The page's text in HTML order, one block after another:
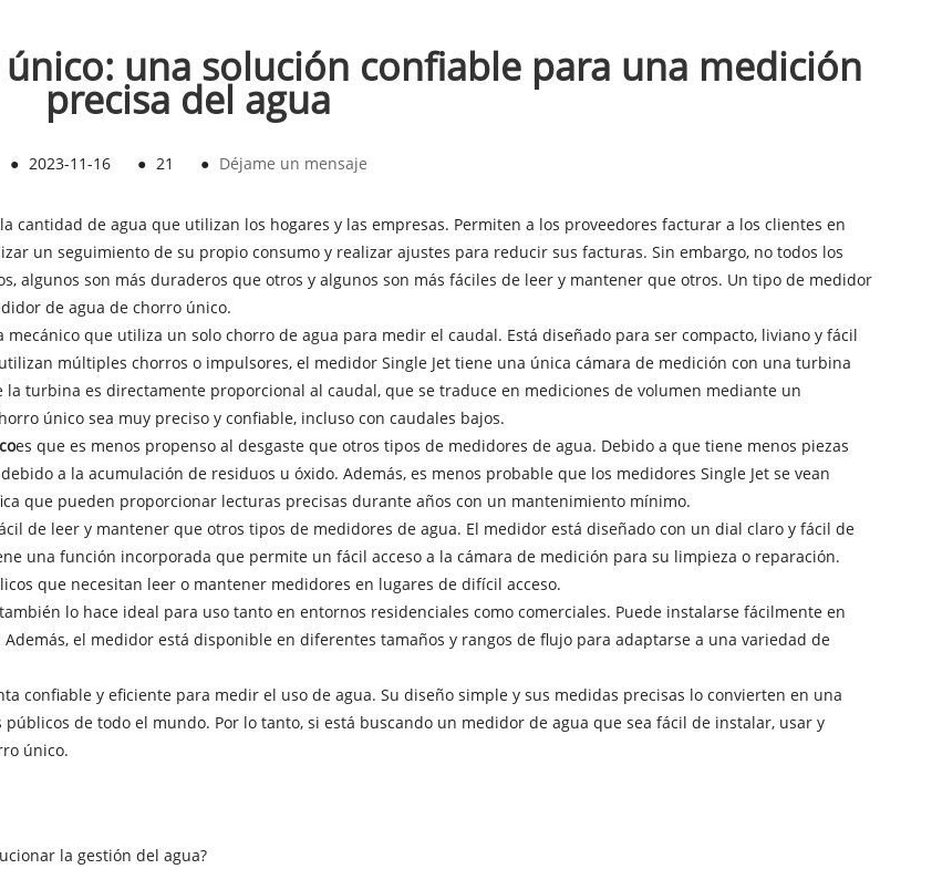
una solución confiable para una medición
precisa del agua
● 2023-11-16 ● 21 ● Déjame un mensaje
de agua que utilizan los hogares y las empresas. Permiten a los proveedores facturar a los clientes en
un seguimiento de su propio consumo y realizar ajustes para reducir sus facturas. Sin embargo, no todos los
algunos son más duraderos que otros y algunos son más fáciles de leer y mantener que otros. Un tipo de medidor
de agua de chorro único.
que utiliza un solo chorro de agua para medir el caudal. Está diseñado para ser compacto, liviano y fácil
múltiples chorros o impulsores, el medidor Single Jet tiene una única cámara de medición con una turbina
turbina es directamente proporcional al caudal, que se traduce en mediciones de volumen mediante un
único sea muy preciso y confiable, incluso con caudales bajos.
es que es menos propenso al desgaste que otros tipos de medidores de agua. Debido a que tiene menos piezas
a la acumulación de residuos u óxido. Además, es menos probable que los medidores Single Jet se vean
que pueden proporcionar lecturas precisas durante años con un mantenimiento mínimo.
de leer y mantener que otros tipos de medidores de agua. El medidor está diseñado con un dial claro y fácil de
una función incorporada que permite un fácil acceso a la cámara de medición para su limpieza o reparación.
que necesitan leer o mantener medidores en lugares de difícil acceso.
lo hace ideal para uso tanto en entornos residenciales como comerciales. Puede instalarse fácilmente en
el medidor está disponible en diferentes tamaños y rangos de flujo para adaptarse a una variedad de
confiable y eficiente para medir el uso de agua. Su diseño simple y sus medidas precisas lo convierten en una
de todo el mundo. Por lo tanto, si está buscando un medidor de agua que sea fácil de instalar, usar y
único.
la gestión del agua?